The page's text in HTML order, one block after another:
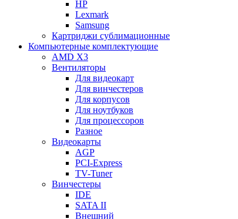
HP
Lexmark
Samsung
Картриджи сублимационные
Компьютерные комплектующие
AMD X3
Вентиляторы
Для видеокарт
Для винчестеров
Для корпусов
Для ноутбуков
Для процессоров
Разное
Видеокарты
AGP
PCI-Express
TV-Tuner
Винчестеры
IDE
SATA II
Внешний